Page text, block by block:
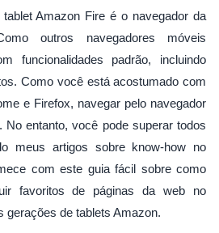
Amazon Fire é o navegador da
outros navegadores móveis
funcionalidades padrão, incluindo
Como você está acostumado com
e Firefox, navegar pelo navegador
No entanto, você pode superar todos
meus artigos sobre know-how no
com este guia fácil sobre como
favoritos de páginas da web no
gerações de tablets Amazon.